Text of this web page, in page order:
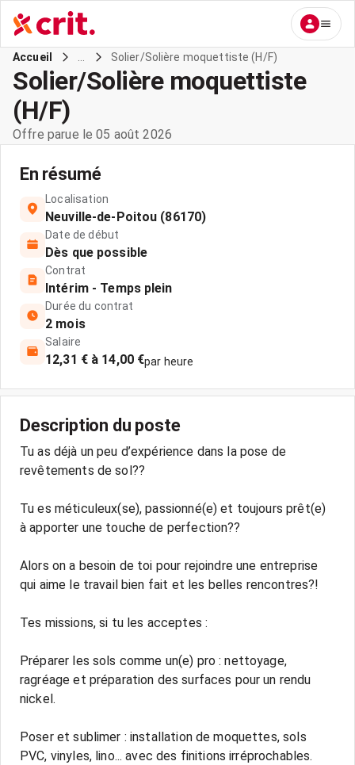
Accueil Solier/Solière moquettiste (H/F)
Solier/Solière moquettiste
(H/F)
Offre parue le 05 août 2026
En résumé
Localisation
Neuville-de-Poitou (86170)
Date de début
Dès que possible
Contrat
Intérim - Temps plein
Durée du contrat
2 mois
Salaire
12,31 € à 14,00 €par heure
Description du poste
Tu as déjà un peu d’expérience dans la pose de
revêtements de sol??
Tu es méticuleux(se), passionné(e) et toujours prêt(e)
à apporter une touche de perfection??
Alors on a besoin de toi pour rejoindre une entreprise
qui aime le travail bien fait et les belles rencontres?!
Tes missions, si tu les acceptes :
Préparer les sols comme un(e) pro : nettoyage,
ragréage et préparation des surfaces pour un rendu
nickel.
Poser et sublimer : installation de moquettes, sols
PVC, vinyles, lino... avec des finitions irréprochables.